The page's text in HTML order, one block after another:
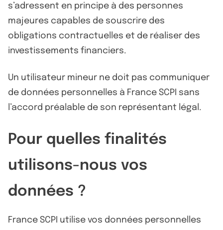
s’adressent en principe à des personnes
majeures capables de souscrire des
obligations contractuelles et de réaliser des
investissements financiers.
Un utilisateur mineur ne doit pas communiquer
de données personnelles à France SCPI sans
l’accord préalable de son représentant légal.
Pour quelles finalités
utilisons-nous vos
données ?
France SCPI utilise vos données personnelles